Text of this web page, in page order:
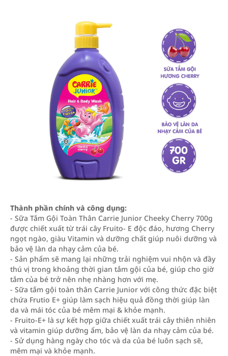
Thành phần chính và công dụng:
- Sữa Tắm Gội Toàn Thân Carrie Junior Cheeky Cherry 700g
được chiết xuất từ trái cây Fruito- E độc đáo, hương Cherry
ngọt ngào, giàu Vitamin và dưỡng chất giúp nuôi dưỡng và
bảo vệ làn da nhạy cảm của bé.
- Sản phẩm sẽ mang lại những trải nghiệm vui nhộn và đầy
thú vị trong khoảng thời gian tắm gội của bé, giúp cho giờ
tắm của bé trở nên nhẹ nhàng hơn với mẹ.
- Sữa tắm gội toàn thân Carrie Junior với công thức đặc biệt
chứa Frutio E+ giúp làm sạch hiệu quả đồng thời giúp làn
da và mái tóc của bé mêm mại & khỏe mạnh.
- Fruito-E+ là sự kết hợp giữa chiết xuất trái cây thiên nhiên
và vitamin giúp dưỡng ẩm, bảo vệ làn da nhạy cảm của bé.
- Sử dụng hàng ngày cho tóc và da của bé luôn sạch sẽ,
mêm mại và khỏe mạnh.